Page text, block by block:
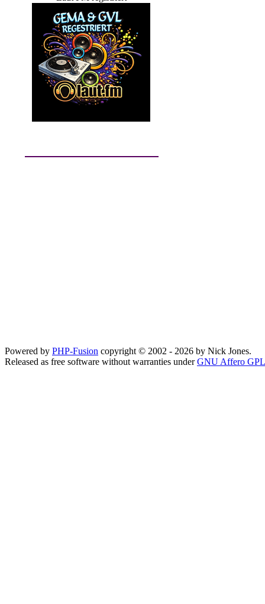
Powered by PHP-Fusion copyright © 2002 - 2026 by Nick Jones.
Released as free software without warranties underGNU Affero GPL